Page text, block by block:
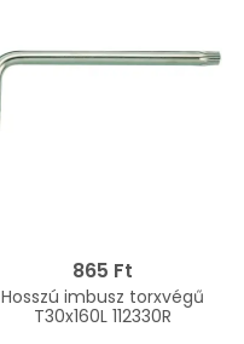
865 Ft
Hosszú imbusz torxvégű
T30x160L 112330R